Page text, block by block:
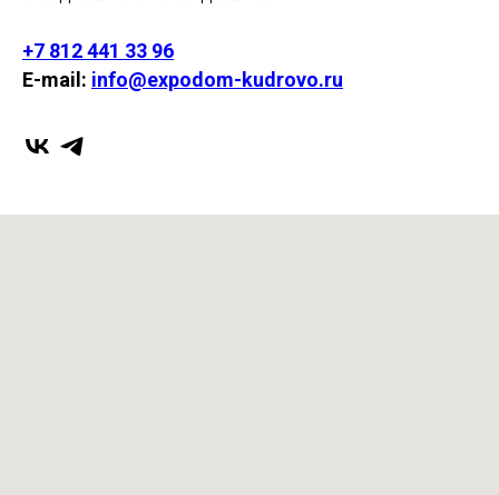
+7 812 441 33 96
E-mail: info@expodom-kudrovo.ru